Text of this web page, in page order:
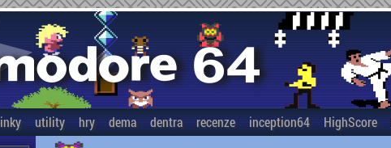
utility hry dema dentra recenze inception64 HighScore